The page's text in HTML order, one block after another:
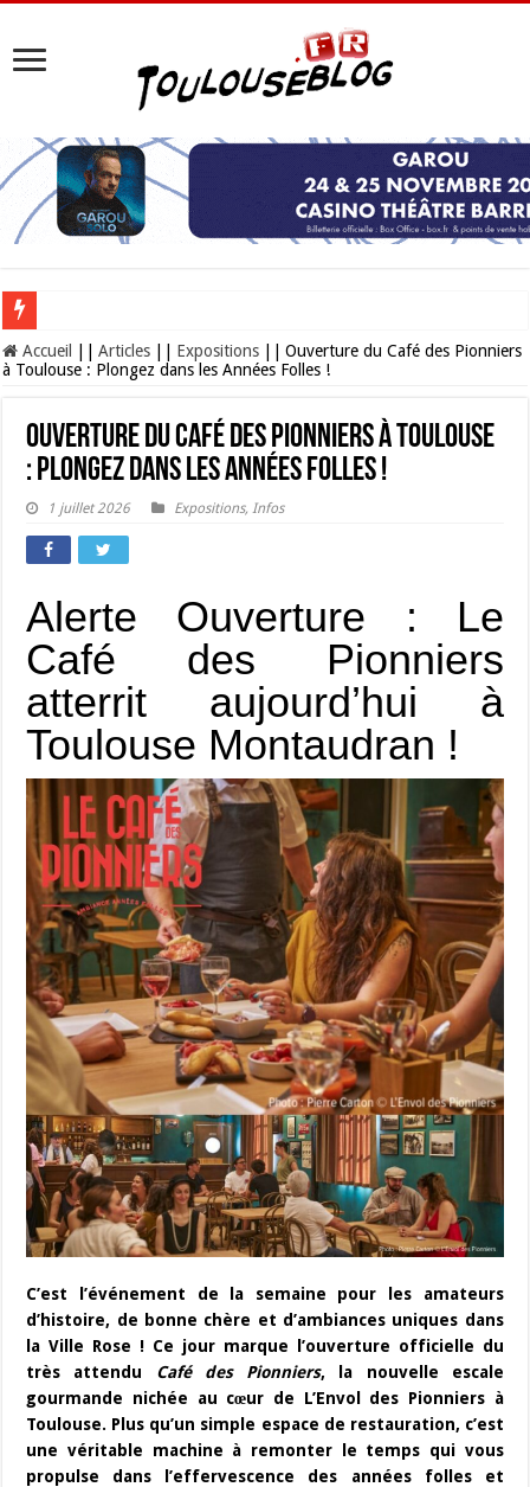
Les Nocturnes de la Cité de l’espace 2026 : l’événement incontournable de
Accueil Articles Expositions
Ouverture du Café des Pionniers
à Toulouse : Plongez dans les Années Folles !
Ouverture du Café des Pionniers à Toulouse
: Plongez dans les Années Folles !
1 juillet 2026 Expositions,Infos
Alerte Ouverture : Le
Café des Pionniers
atterrit aujourd’hui à
Toulouse Montaudran !
C’est l’événement de la semaine pour les amateurs
d’histoire, de bonne chère et d’ambiances uniques dans
la Ville Rose ! Ce jour marque l’ouverture officielle du
très attendu Café des Pionniers, la nouvelle escale
gourmande nichée au cœur de L’Envol des Pionniers à
Toulouse. Plus qu’un simple espace de restauration, c’est
une véritable machine à remonter le temps qui vous
propulse dans l’effervescence des années folles et